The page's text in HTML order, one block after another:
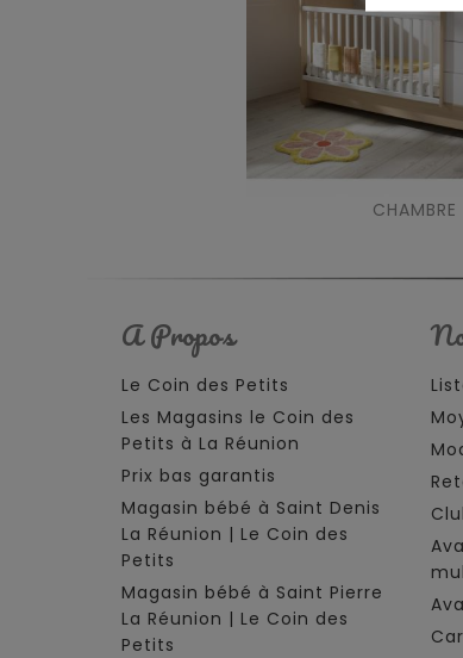
CHAMBRE
A Propos
Le Coin des Petits
Les Magasins le Coin des
Petits à La Réunion
Prix bas garantis
Magasin bébé à Saint Denis
La Réunion | Le Coin des
Petits
Magasin bébé à Saint Pierre
La Réunion | Le Coin des
Petits